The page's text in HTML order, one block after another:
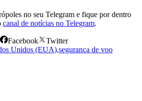
no seu Telegram e fique por dentro
canal de notícias no Telegram.
Facebook
Twitter
Unidos (EUA),segurança de voo